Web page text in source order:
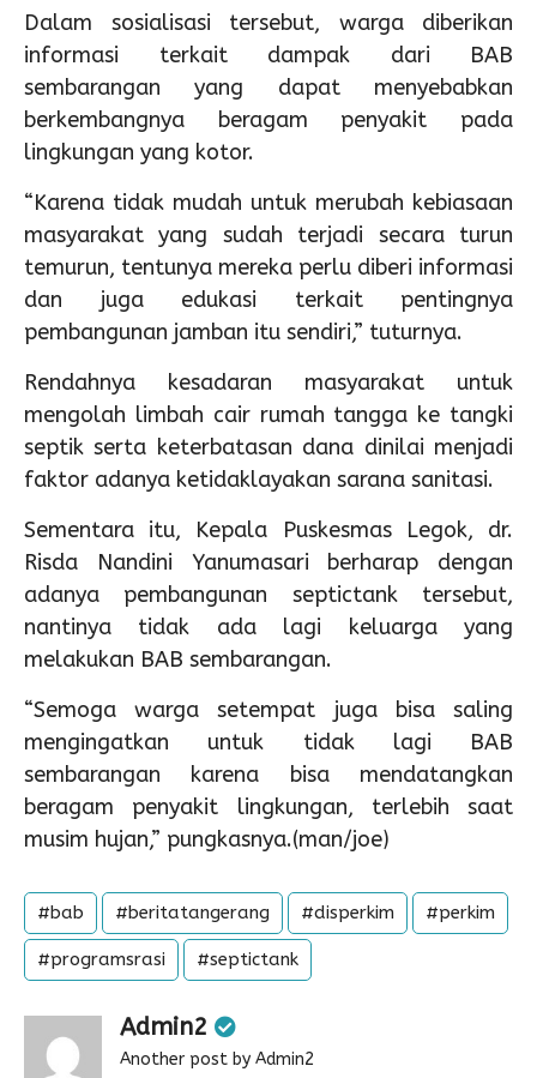
Dalam sosialisasi tersebut, warga diberikan
informasi terkait dampak dari BAB
sembarangan yang dapat menyebabkan
berkembangnya beragam penyakit pada
lingkungan yang kotor.
“Karena tidak mudah untuk merubah kebiasaan
masyarakat yang sudah terjadi secara turun
temurun, tentunya mereka perlu diberi informasi
dan juga edukasi terkait pentingnya
pembangunan jamban itu sendiri,” tuturnya.
Rendahnya kesadaran masyarakat untuk
mengolah limbah cair rumah tangga ke tangki
septik serta keterbatasan dana dinilai menjadi
faktor adanya ketidaklayakan sarana sanitasi.
Sementara itu, Kepala Puskesmas Legok, dr.
Risda Nandini Yanumasari berharap dengan
adanya pembangunan septictank tersebut,
nantinya tidak ada lagi keluarga yang
melakukan BAB sembarangan.
“Semoga warga setempat juga bisa saling
mengingatkan untuk tidak lagi BAB
sembarangan karena bisa mendatangkan
beragam penyakit lingkungan, terlebih saat
musim hujan,” pungkasnya.(man/joe)
#bab #beritatangerang #disperkim #perkim
#programsrasi #septictank
Admin2
Another post by Admin2